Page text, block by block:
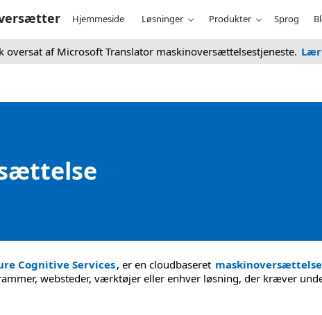
Hjemmeside Løsninger Produkter Sprog
oversat af Microsoft Translator maskinoversættelsestjeneste.
Cognitive Services, er en cloudbaseret maskinoversættelse
websteder, værktøjer eller enhver løsning, der kræver